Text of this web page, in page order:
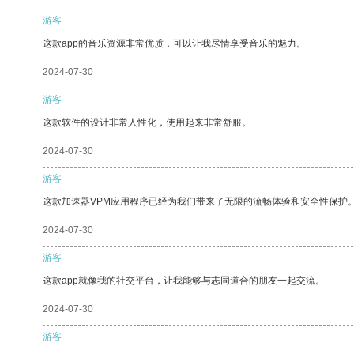
游客
这款app的音乐资源非常优质，可以让我尽情享受音乐的魅力。
2024-07-30
游客
这款软件的设计非常人性化，使用起来非常舒服。
2024-07-30
游客
这款加速器VPM应用程序已经为我们带来了无限的流畅体验和安全性保护
2024-07-30
游客
这款app就像我的社交平台，让我能够与志同道合的朋友一起交流。
2024-07-30
游客